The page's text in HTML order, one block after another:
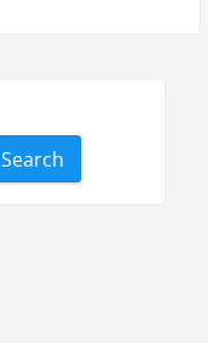
Search